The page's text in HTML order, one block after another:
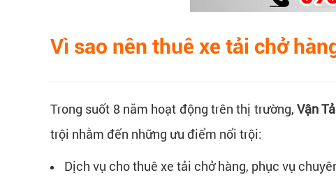
Vì sao nên thuê xe tải chở
Trong suốt 8 năm hoạt động trên thị trường, Vận
trội nhằm đến những ưu điểm nổi trội:
Dịch vụ cho thuê xe tải chở hàng, phục vụ